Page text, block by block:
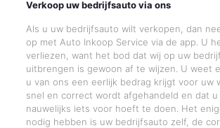
Verkoop uw bedrijfsauto via ons
Als u uw bedrijfsauto wilt verkopen, dan
op met Auto Inkoop Service via de app. U
verliezen, want het bod dat wij op uw
uitbrengen is gewoon af te wijzen. U weet
u van ons een eerlijk bedrag krijgt voor uw
snel en correct wordt afgehandeld en dat
nauwelijks iets voor hoeft te doen. Het
nodig hebben is uw bedrijfsauto zelf, de